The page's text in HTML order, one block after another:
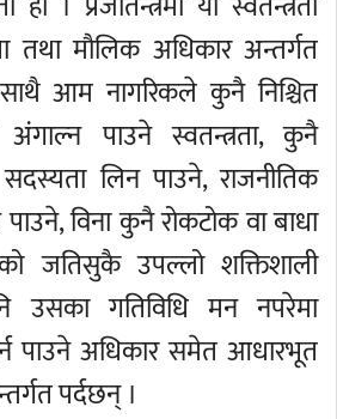
तथा मौलिक अधिकार अन्तर्गत
आम नागरिकले कुनै निश्चित
अंगाल्न पाउने स्वतन्त्रता, कुनै
लिन पाउने, राजनीतिक
विना कुनै रोकटोक वा बाधा
जतिसुकै उपल्लो शक्तिशाली
उसका गतिविधि मन नपरेमा
पाउने अधिकार समेत आधारभूत
पर्दछन् ।